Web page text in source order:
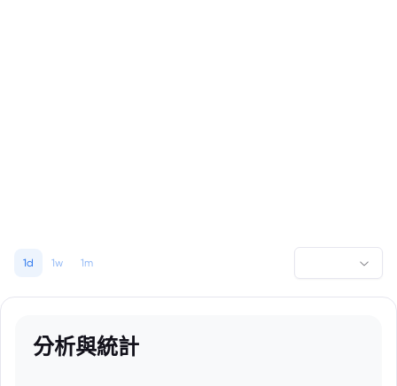
1d 1w 1m
分析與統計